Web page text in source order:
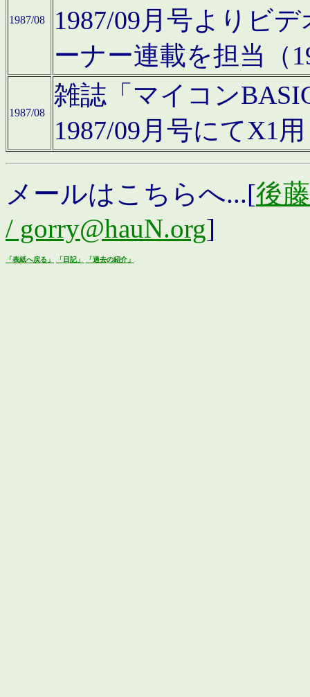
1987/08
1987/09月号よりビ
ーナー連載を担当（
1987/08
雑誌「マイコン
1987/09月号にてX1
メールはこちらへ...[後
/ gorry@hauN.org]
「表紙へ戻る」 「日記」 「過去の紹介」